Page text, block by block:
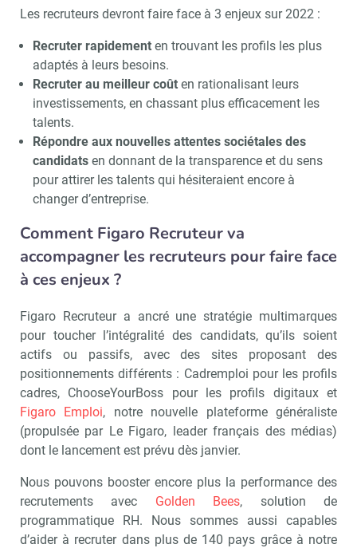
Les recruteurs devront faire face à 3 enjeux sur 2022 :
Recruter rapidementen trouvant les profils les plus
adaptés à leurs besoins.
Recruter au meilleur coûten rationalisant leurs
investissements, en chassant plus efficacement les
talents.
Répondre aux nouvelles attentes sociétales des
candidatsen donnant de la transparence et du sens
pour attirer les talents qui hésiteraient encore à
changer d’entreprise.
Comment Figaro Recruteur va
accompagner les recruteurs pour faire face
à ces enjeux ?
Figaro Recruteur a ancré une stratégie multimarques
pour toucher l’intégralité des candidats, qu’ils soient
actifs ou passifs, avec des sites proposant des
positionnements différents : Cadremploi pour les profils
cadres, ChooseYourBoss pour les profils digitaux et
Figaro Emploi, notre nouvelle plateforme généraliste
(propulsée par Le Figaro, leader français des médias)
dont le lancement est prévu dès janvier.
Nous pouvons booster encore plus la performance des
recrutements avec Golden Bees, solution de
programmatique RH. Nous sommes aussi capables
d’aider à recruter dans plus de 140 pays grâce à notre